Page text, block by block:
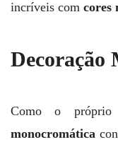
incríveis com cores
Decoração
Como o
monocromática